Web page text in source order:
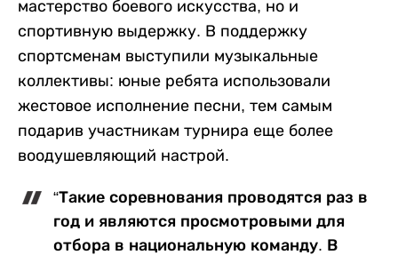
мастерство боевого искусства, но и
спортивную выдержку. В поддержку
спортсменам выступили музыкальные
коллективы: юные ребята использовали
жестовое исполнение песни, тем самым
подарив участникам турнира еще более
воодушевляющий настрой.
“Такие соревнования проводятся раз в
год и являются просмотровыми для
отбора в национальную команду. В